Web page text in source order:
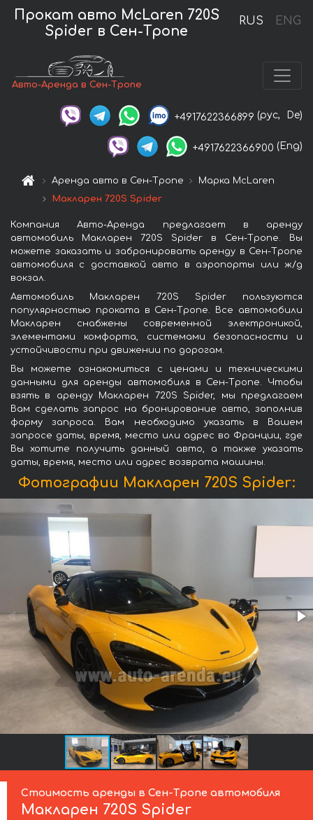
RUS ENG
Прокат авто McLaren 720S
Spider в Сен-Тропе
Авто-Аренда в Сен-Тропе
+4917622366899 (рус, De)
+4917622366900 (Eng)
Аренда авто в Сен-Тропе
Марка McLaren
Макларен 720S Spider
Компания Авто-Аренда предлагает в аренду
автомобиль Макларен 720S Spider в Сен-Тропе. Вы
можете заказать и забронировать аренду в Сен-Тропе
автомобиля с доставкой авто в аэропорты или ж/д
вокзал.
Автомобиль Макларен 720S Spider пользуются
популярностью проката в Сен-Тропе. Все автомобили
Макларен снабжены современной электроникой,
элементами комфорта, системами безопасности и
устойчивости при движении по дорогам.
Вы можете ознакомиться с ценами и техническими
данными для аренды автомобиля в Сен-Тропе. Чтобы
взять в аренду Макларен 720S Spider, мы предлагаем
Вам сделать запрос на бронирование авто, заполнив
форму запроса. Вам необходимо указать в Вашем
запросе даты, время, место или адрес во Франции, где
Вы хотите получить данный авто, а также указать
даты, время, место или адрес возврата машины.
Фотографии Макларен 720S Spider:
Стоимость аренды в Сен-Тропе автомобиля
Макларен 720S Spider